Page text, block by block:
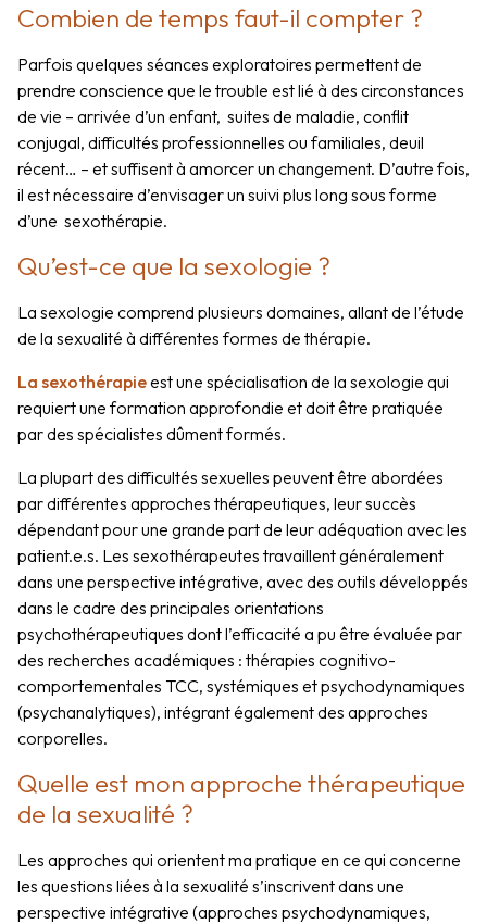
Combien de temps faut-il compter ?
Parfois quelques séances exploratoires permettent de
prendre conscience que le trouble est lié à des circonstances
de vie – arrivée d’un enfant, suites de maladie, conflit
conjugal, difficultés professionnelles ou familiales, deuil
récent… – et suffisent à amorcer un changement. D’autre fois,
il est nécessaire d’envisager un suivi plus long sous forme
d’une sexothérapie.
Qu’est-ce que la sexologie ?
La sexologie comprend plusieurs domaines, allant de l’étude
de la sexualité à différentes formes de thérapie.
La sexothérapieest une spécialisation de la sexologie qui
requiert une formation approfondie et doit être pratiquée
par des spécialistes dûment formés.
La plupart des difficultés sexuelles peuvent être abordées
par différentes approches thérapeutiques, leur succès
dépendant pour une grande part de leur adéquation avec les
patient.e.s. Les sexothérapeutes travaillent généralement
dans une perspective intégrative, avec des outils développés
dans le cadre des principales orientations
psychothérapeutiques dont l’efficacité a pu être évaluée par
des recherches académiques : thérapies cognitivo-
comportementales TCC, systémiques et psychodynamiques
(psychanalytiques), intégrant également des approches
corporelles.
Quelle est mon approche thérapeutique
de la sexualité ?
Les approches qui orientent ma pratique en ce qui concerne
les questions liées à la sexualité s’inscrivent dans une
perspective intégrative (approches psychodynamiques,